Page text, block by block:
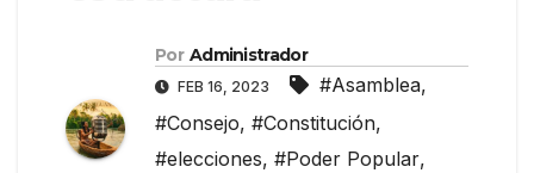
Por Administrador
FEB 16, 2023 #Asamblea,
#Consejo, #Constitución,
#elecciones, #Poder Popular,